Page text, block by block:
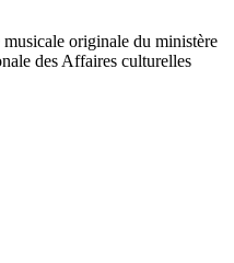
originale du ministère
des Affaires culturelles